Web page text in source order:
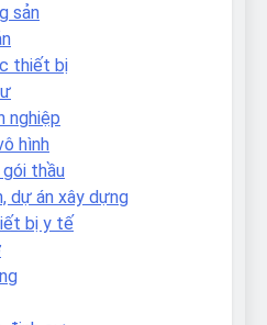
sản
thiết bị
nghiệp
hình
thầu
dự án xây dựng
bị y tế